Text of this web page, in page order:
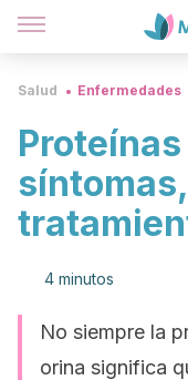
Salud Enfermedades
4 minutos
No siempre la
orina significa